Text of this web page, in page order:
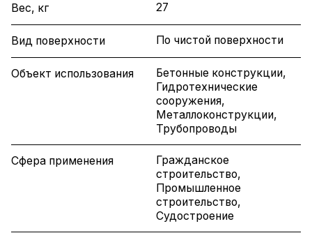
Вес, кг 27
Вид поверхности По чистой поверхности
Объект использования
Бетонные конструкции,
Гидротехнические
сооружения,
Металлоконструкции,
Трубопроводы
Сфера применения
Гражданское
строительство,
Промышленное
строительство,
Судостроение